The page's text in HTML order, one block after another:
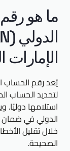
ما هو
الإمارات
يُعد رقم الحساب
لتحديد الحساب
استلامها
الدولي في ضمان
خلال تقليل
الصحيحة.